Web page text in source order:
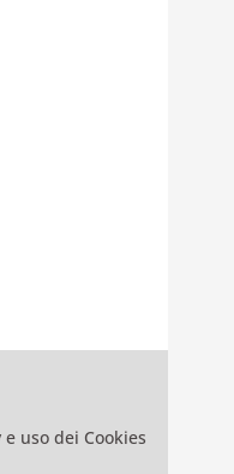
uso dei Cookies